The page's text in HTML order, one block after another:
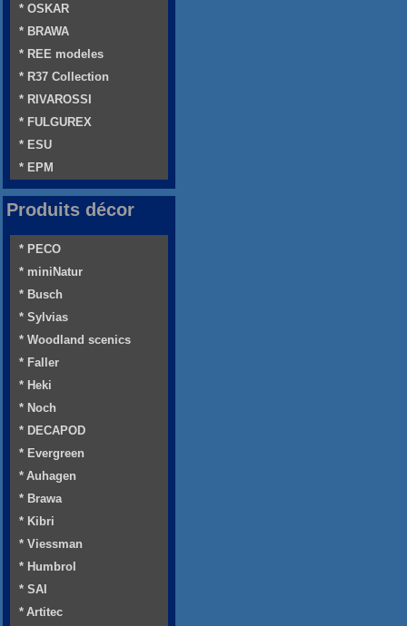
* OSKAR
* BRAWA
* REE modeles
* R37 Collection
* RIVAROSSI
* FULGUREX
* ESU
* EPM
Produits décor
* PECO
* miniNatur
* Busch
* Sylvias
* Woodland scenics
* Faller
* Heki
* Noch
* DECAPOD
* Evergreen
* Auhagen
* Brawa
* Kibri
* Viessman
* Humbrol
* SAI
* Artitec